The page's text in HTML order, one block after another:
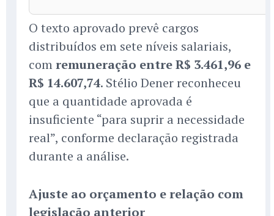
O texto aprovado prevê cargos
distribuídos em sete níveis salariais,
comremuneração entre R$ 3.461,96 e
R$ 14.607,74. Stélio Dener reconheceu
que a quantidade aprovada é
insuficiente “para suprir a necessidade
real”, conforme declaração registrada
durante a análise.
Ajuste ao orçamento e relação com
legislação anterior